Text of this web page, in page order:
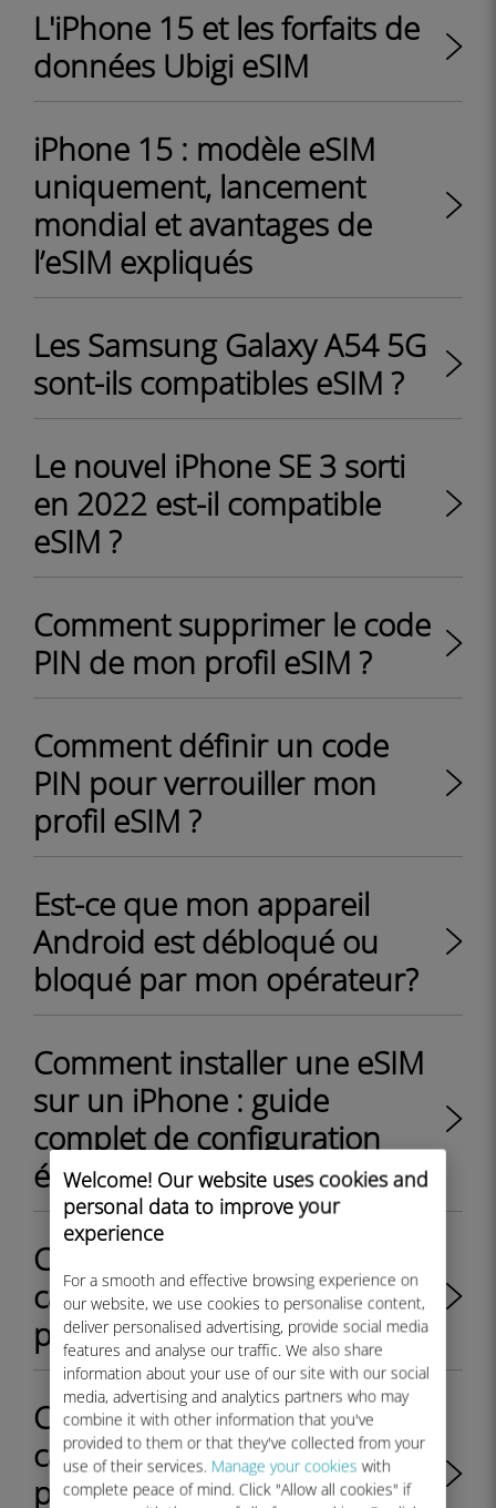
Welcome! Our website uses cookies and
personal data to improve your
experience
For a smooth and effective browsing experience on
our website, we use cookies to personalise content,
deliver personalised advertising, provide social media
features and analyse our traffic. We also share
information about your use of our site with our social
media, advertising and analytics partners who may
combine it with other information that you've
provided to them or that they've collected from your
use of their services. Manage your cookies with
complete peace of mind. Click "Allow all cookies" if
L'iPhone 15 et les forfaits de
données Ubigi eSIM
iPhone 15 : modèle eSIM
uniquement, lancement
mondial et avantages de
l’eSIM expliqués
Les Samsung Galaxy A54 5G
sont-ils compatibles eSIM ?
Le nouvel iPhone SE 3 sorti
en 2022 est-il compatible
eSIM ?
Comment supprimer le code
PIN de mon profil eSIM ?
Comment définir un code
PIN pour verrouiller mon
profil eSIM ?
Est-ce que mon appareil
Android est débloqué ou
bloqué par mon opérateur?
Comment installer une eSIM
sur un iPhone : guide
complet de configuration
étape par étape
Comment basculer entre la
carte SIM physique et le
profil eSIM sur mon iPhone ?
Comment basculer entre la
carte SIM physique et le
profil eSIM sur mon appareil